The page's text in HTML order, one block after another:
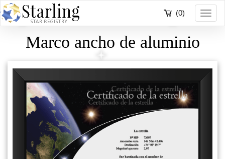
(0)
Marco ancho de aluminio